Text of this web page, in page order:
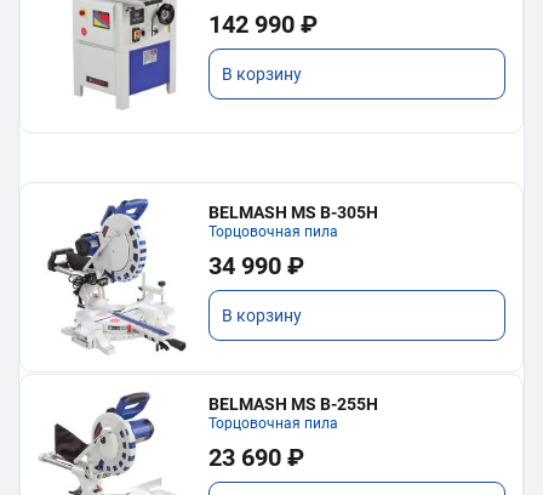
142 990 ₽
В корзину
BELMASH MS B-305H
Торцовочная пила
34 990 ₽
В корзину
BELMASH MS B-255H
Торцовочная пила
23 690 ₽